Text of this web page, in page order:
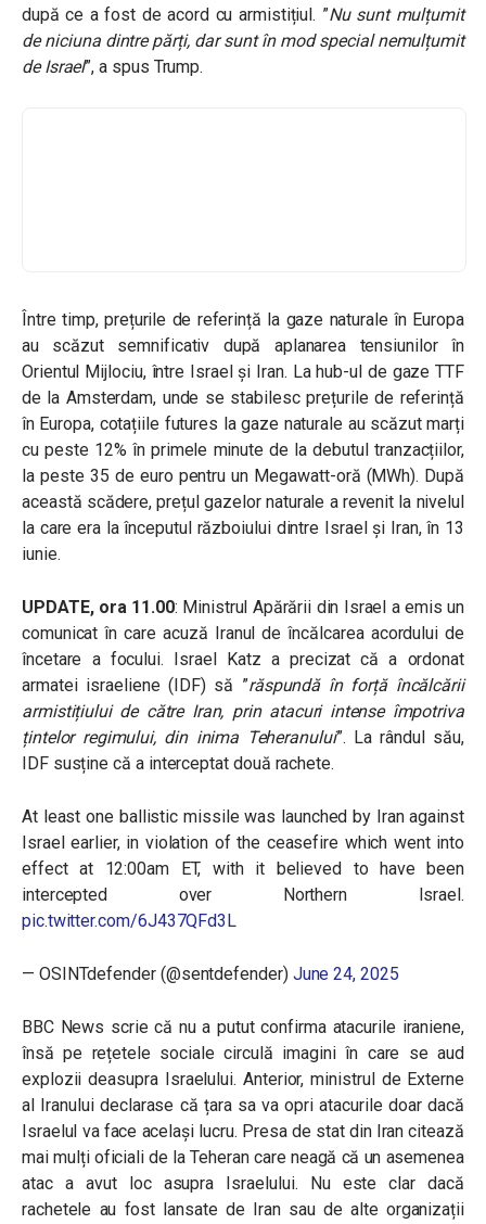
după ce a fost de acord cu armistițiul. ”Nu sunt mulțumit
de niciuna dintre părți, dar sunt în mod special nemulțumit
de Israel”, a spus Trump.
Între timp, prețurile de referință la gaze naturale în Europa
au scăzut semnificativ după aplanarea tensiunilor în
Orientul Mijlociu, între Israel și Iran. La hub-ul de gaze TTF
de la Amsterdam, unde se stabilesc prețurile de referință
în Europa, cotațiile futures la gaze naturale au scăzut marți
cu peste 12% în primele minute de la debutul tranzacțiilor,
la peste 35 de euro pentru un Megawatt-oră (MWh). După
această scădere, prețul gazelor naturale a revenit la nivelul
la care era la începutul războiului dintre Israel și Iran, în 13
iunie.
UPDATE, ora 11.00: Ministrul Apărării din Israel a emis un
comunicat în care acuză Iranul de încălcarea acordului de
încetare a focului. Israel Katz a precizat că a ordonat
armatei israeliene (IDF) să ”răspundă în forță încălcării
armistițiului de către Iran, prin atacuri intense împotriva
țintelor regimului, din inima Teheranului”. La rândul său,
IDF susține că a interceptat două rachete.
At least one ballistic missile was launched by Iran against
Israel earlier, in violation of the ceasefire which went into
effect at 12:00am ET, with it believed to have been
intercepted over Northern Israel.
pic.twitter.com/6J437QFd3L
— OSINTdefender (@sentdefender) June 24, 2025
BBC News scrie că nu a putut confirma atacurile iraniene,
însă pe rețetele sociale circulă imagini în care se aud
explozii deasupra Israelului. Anterior, ministrul de Externe
al Iranului declarase că țara sa va opri atacurile doar dacă
Israelul va face același lucru. Presa de stat din Iran citează
mai mulți oficiali de la Teheran care neagă că un asemenea
atac a avut loc asupra Israelului. Nu este clar dacă
rachetele au fost lansate de Iran sau de alte organizații